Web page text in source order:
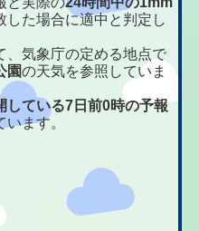
した場合に適中と判定し
気象庁の定める地点で
園の天気を参照していま
している7日前0時の予報
ます。